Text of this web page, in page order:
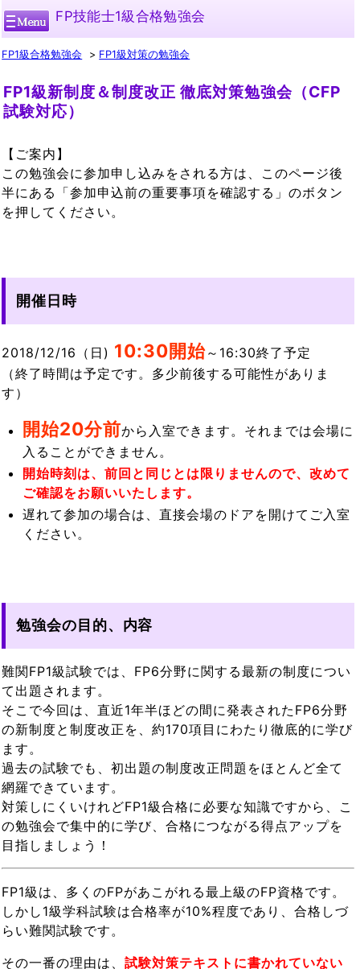
FP技能士1級合格勉強会
FP1級合格勉強会 FP1級対策の勉強会
FP1級新制度＆制度改正 徹底対策勉強会（CFP
試験対応）
【ご案内】
この勉強会に参加申し込みをされる方は、このページ後
半にある「参加申込前の重要事項を確認する」のボタン
を押してください。
開催日時
2018/12/16（日) 10:30開始～16:30終了予定
（終了時間は予定です。多少前後する可能性がありま
す）
開始20分前から入室できます。それまでは会場に
入ることができません。
開始時刻は、前回と同じとは限りませんので、改めて
ご確認をお願いいたします。
遅れて参加の場合は、直接会場のドアを開けてご入室
ください。
勉強会の目的、内容
難関FP1級試験では、FP6分野に関する最新の制度につい
て出題されます。
そこで今回は、直近1年半ほどの間に発表されたFP6分野
の新制度と制度改正を、約170項目にわたり徹底的に学び
ます。
過去の試験でも、初出題の制度改正問題をほとんど全て
網羅できています。
対策しにくいけれどFP1級合格に必要な知識ですから、こ
の勉強会で集中的に学び、合格につながる得点アップを
目指しましょう！
FP1級は、多くのFPがあこがれる最上級のFP資格です。
しかし1級学科試験は合格率が10%程度であり、合格しづ
らい難関試験です。
その一番の理由は、試験対策テキストに書かれていない